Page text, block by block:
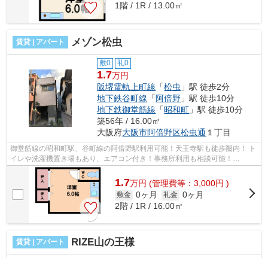
1階 / 1R / 13.00㎡
賃貸 | アパート メゾン松虫
敷0 礼0
1.7万円
阪堺電軌上町線 「松虫 」駅 徒歩2分
地下鉄谷町線 「阿倍野 」駅 徒歩10分
地下鉄御堂筋線 「昭和町 」駅 徒歩10分
築56年 / 16.00㎡
大阪府大阪市阿倍野区松虫通 １丁目
御堂筋線の昭和町駅、谷町線の阿倍野駅利用可能！天王寺駅も徒歩圏内！ ト
イレや洗濯機置き場もあり、エアコン付き！事務所利用も相談可能！
■□■□■□■□■□■□■□■□■□■□■□■□■□■□■□■□■□■□■...
1.7万円 (管理費等：3,000円 )
敷金 0ヶ月 礼金 0ヶ月
2階 / 1R / 16.00㎡
賃貸 | アパート RIZE山の王様